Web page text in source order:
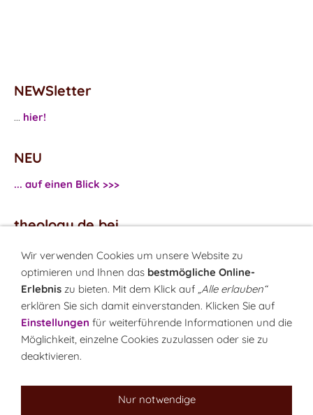
NEWSletter
... hier!
NEU
... auf einen Blick >>>
theology.de bei
...Facebook
...Twitter
Monatsrätsel
Rätseln & Gewinnen!
Wir verwenden Cookies um unsere Website zu
optimieren und Ihnen das bestmögliche Online-
Erlebnis zu bieten. Mit dem Klick auf „Alle erlauben“
erklären Sie sich damit einverstanden. Klicken Sie auf
Einstellungen für weiterführende Informationen und die
Möglichkeit, einzelne Cookies zuzulassen oder sie zu
deaktivieren.
Nur notwendige